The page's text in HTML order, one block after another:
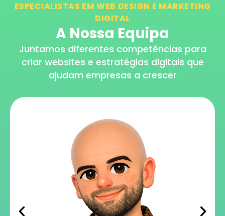
ESPECIALISTAS EM WEB DESIGN E MARKETING
DIGITAL
A Nossa Equipa
Juntamos diferentes competências para
criar websites e estratégias digitais que
ajudam empresas a crescer